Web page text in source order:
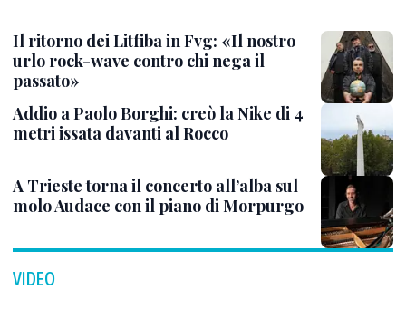
Il ritorno dei Litfiba in Fvg: «Il nostro
urlo rock-wave contro chi nega il
passato»
Addio a Paolo Borghi: creò la Nike di 4
metri issata davanti al Rocco
A Trieste torna il concerto all’alba sul
molo Audace con il piano di Morpurgo
VIDEO